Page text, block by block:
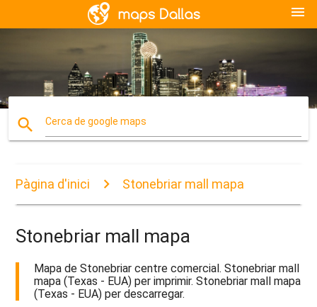
menu
search Cerca de google maps
Pàgina d'inici Stonebriar mall mapa
Stonebriar mall mapa
Mapa de Stonebriar centre comercial. Stonebriar mall
mapa (Texas - EUA) per imprimir. Stonebriar mall mapa
(Texas - EUA) per descarregar.